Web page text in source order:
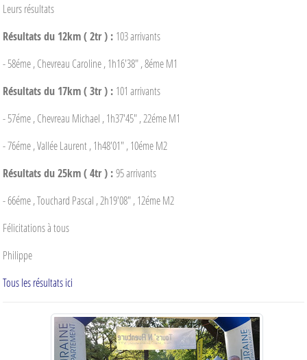
Leurs résultats
Résultats du 12km ( 2tr ) : 103 arrivants
- 58éme , Chevreau Caroline , 1h16'38" , 8éme M1
Résultats du 17km ( 3tr ) : 101 arrivants
- 57éme , Chevreau Michael , 1h37'45" , 22éme M1
- 76éme , Vallée Laurent , 1h48'01" , 10éme M2
Résultats du 25km ( 4tr ) :95 arrivants
- 66éme , Touchard Pascal , 2h19'08" , 12éme M2
Félicitations à tous
Philippe
Tous les résultats ici